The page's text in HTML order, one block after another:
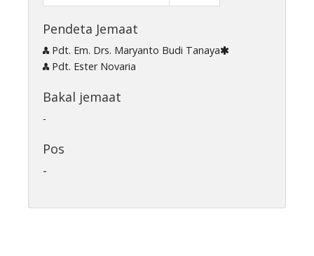
Pendeta Jemaat
Pdt. Em. Drs. Maryanto Budi Tanaya
Pdt. Ester Novaria
Bakal jemaat
-
Pos
-